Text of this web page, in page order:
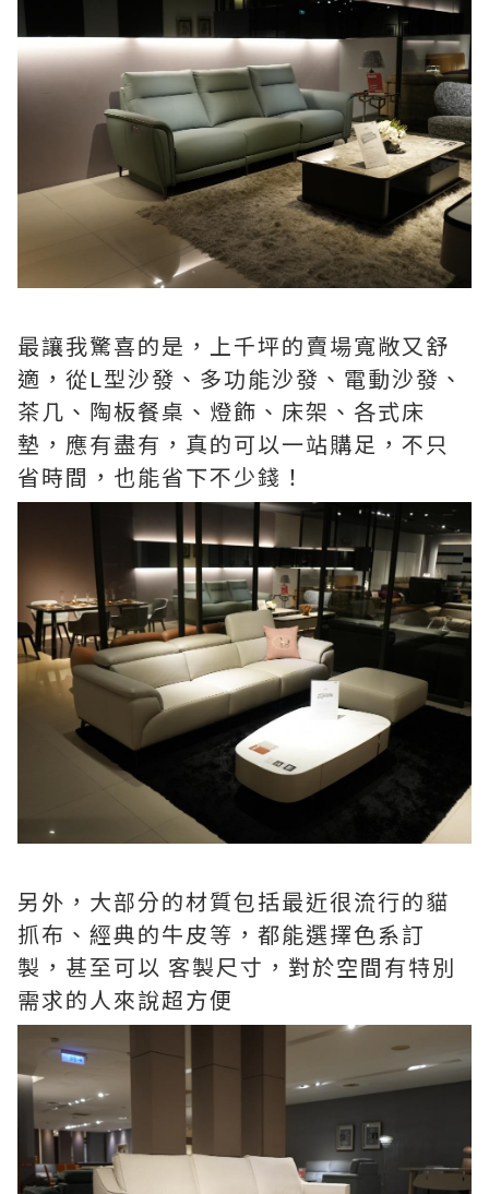
最讓我驚喜的是，上千坪的賣場寬敞又舒
適，從L型沙發、多功能沙發、電動沙發、
茶几、陶板餐桌、燈飾、床架、各式床
墊，應有盡有，真的可以一站購足，不只
省時間，也能省下不少錢！
另外，大部分的材質包括最近很流行的貓
抓布、經典的牛皮等，都能選擇色系訂
製，甚至可以 客製尺寸，對於空間有特別
需求的人來說超方便